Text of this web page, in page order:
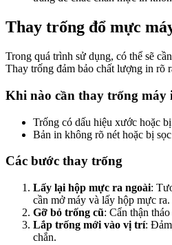
Thay trống đổ mực
Trong quá trình sử dụng, có thể sẽ
Thay trống đảm bảo chất lượng in rõ
Khi nào cần thay trống máy
Trống có dấu hiệu xước hoặc
Bản in không rõ nét hoặc bị
Các bước thay trống
Lấy lại hộp mực ra ngoài:
cần mở máy và lấy hộp mực ra.
Gỡ bỏ trống cũ: Cẩn thận
Lắp trống mới vào vị trí:
chắn.